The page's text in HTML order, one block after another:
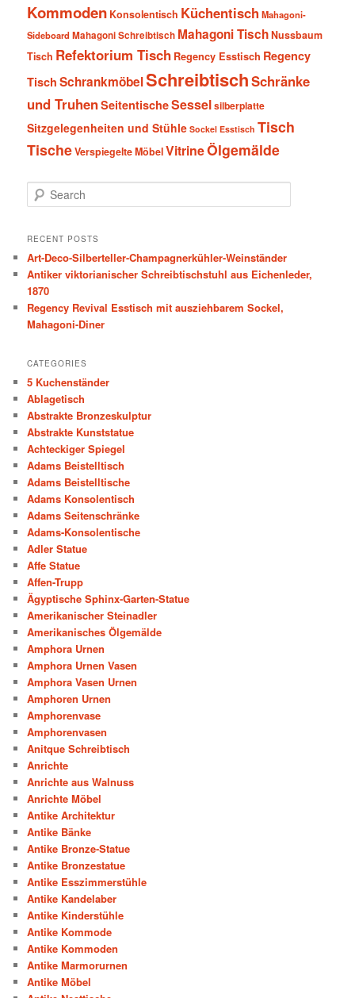
Kommoden Konsolentisch Küchentisch Mahagoni-
SideboardMahagoni Schreibtisch Mahagoni TischNussbaum
Tisch Refektorium Tisch Regency Esstisch Regency
Tisch SchrankmöbelSchreibtischSchränke
und TruhenSeitentischeSesselsilberplatte
Sitzgelegenheiten und Stühle Sockel Esstisch Tisch
TischeVerspiegelte MöbelVitrineÖlgemälde
e
r
h
RECENT POSTS
Art-Deco-Silberteller-Champagnerkühler-Weinständer
Antiker viktorianischer Schreibtischstuhl aus Eichenleder,
1870
Regency Revival Esstisch mit ausziehbarem Sockel,
Mahagoni-Diner
CATEGORIES
5 Kuchenständer
Ablagetisch
Abstrakte Bronzeskulptur
Abstrakte Kunststatue
Achteckiger Spiegel
Adams Beistelltisch
Adams Beistelltische
Adams Konsolentisch
Adams Seitenschränke
Adams-Konsolentische
Adler Statue
Affe Statue
Affen-Trupp
Ägyptische Sphinx-Garten-Statue
Amerikanischer Steinadler
Amerikanisches Ölgemälde
Amphora Urnen
Amphora Urnen Vasen
Amphora Vasen Urnen
Amphoren Urnen
Amphorenvase
Amphorenvasen
Anitque Schreibtisch
Anrichte
Anrichte aus Walnuss
Anrichte Möbel
Antike Architektur
Antike Bänke
Antike Bronze-Statue
Antike Bronzestatue
Antike Esszimmerstühle
Antike Kandelaber
Antike Kinderstühle
Antike Kommode
Antike Kommoden
Antike Marmorurnen
Antike Möbel